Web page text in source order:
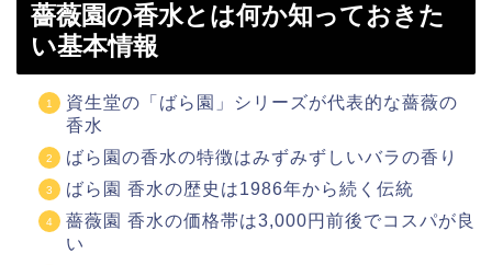
薔薇園の香水とは何か知っておきた
い基本情報
資生堂の「ばら園」シリーズが代表的な薔薇の
香水
ばら園の香水の特徴はみずみずしいバラの香り
ばら園 香水の歴史は1986年から続く伝統
薔薇園 香水の価格帯は3,000円前後でコスパが良
い